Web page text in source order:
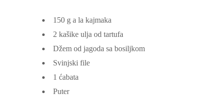
150 g a la kajmaka
2 kašike ulja od tartufa
Džem od jagoda sa bosiljkom
Svinjski file
1 ćabata
Puter